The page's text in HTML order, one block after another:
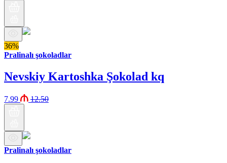
36%
Pralinalı şokoladlar
Nevskiy Kartoshka Şokolad kq
7.99 12.50
Pralinalı şokoladlar